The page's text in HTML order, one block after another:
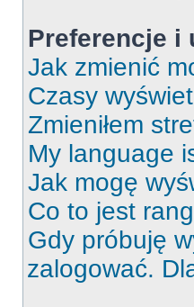
Preferencje i
Jak zmienić
Czasy
Zmieniłem
My language
Jak mogę
Co to jest
Gdy próbuję
zalogować.